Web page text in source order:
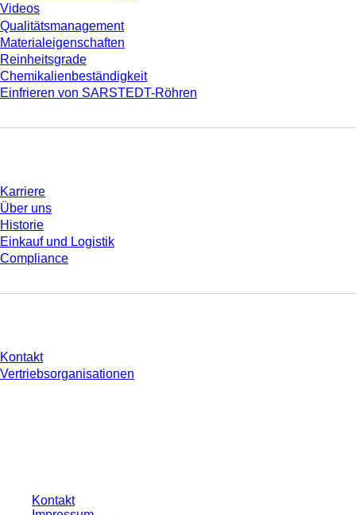
Videos
Qualitätsmanagement
Materialeigenschaften
Reinheitsgrade
Chemikalienbeständigkeit
Einfrieren von SARSTEDT-Röhren
Karriere
Über uns
Historie
Einkauf und Logistik
Compliance
Kontakt
Vertriebsorganisationen
Kontakt